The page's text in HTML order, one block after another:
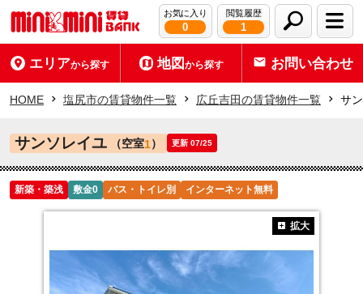
お気に入り
0
閲覧履歴
1
エリアから探す 地図から探す お問い合わせ
HOME 塩尻市の賃貸物件一覧 広丘吉田の賃貸物件一覧 サ
サンソレイユ （空室1） 更新 07/25
新築・築浅 敷金0 バス・トイレ別 インターネット無料
拡大